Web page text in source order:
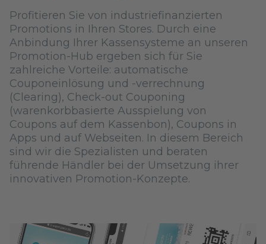
Profitieren Sie von industriefinanzierten
Promotions in Ihren Stores. Durch eine
Anbindung Ihrer Kassensysteme an unseren
Promotion-Hub ergeben sich für Sie
zahlreiche Vorteile: automatische
Couponeinlösung und -verrechnung
(Clearing), Check-out Couponing
(warenkorbbasierte Ausspielung von
Coupons auf dem Kassenbon), Coupons in
Apps und auf Webseiten. In diesem Bereich
sind wir die Spezialisten und beraten
führende Händler bei der Umsetzung ihrer
innovativen Promotion-Konzepte.